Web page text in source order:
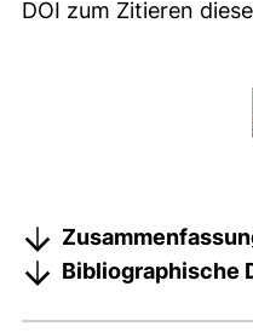
DOI zum Zitieren
Bibliographische